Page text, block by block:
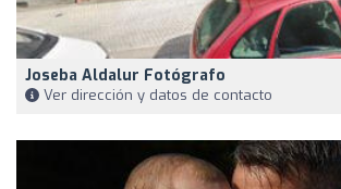
Joseba Aldalur Fotógrafo
Ver dirección y datos de contacto